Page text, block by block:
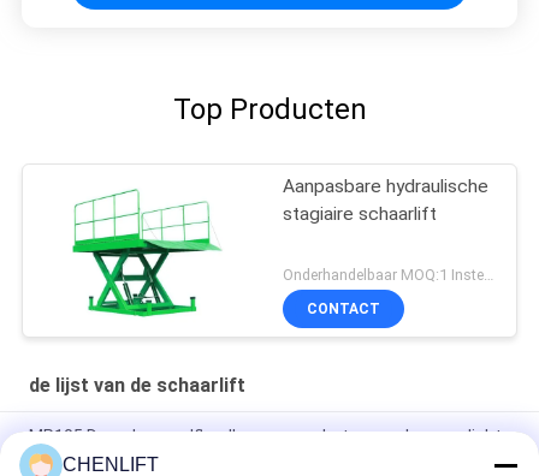
Top Producten
Aanpasbare hydraulische
stagiaire schaarlift
CONTACT
de lijst van de schaarlift
MP105 Draagbare zelflaadkarren voor het verwerken van licht
materiaal
CHENLIFT